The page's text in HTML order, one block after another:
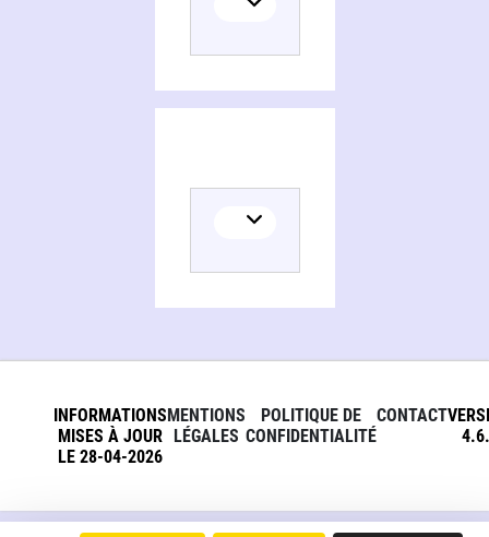
INFORMATIONS
MISES À JOUR
LE 28-04-2026
MENTIONS
LÉGALES
POLITIQUE DE
CONFIDENTIALITÉ
CONTACT